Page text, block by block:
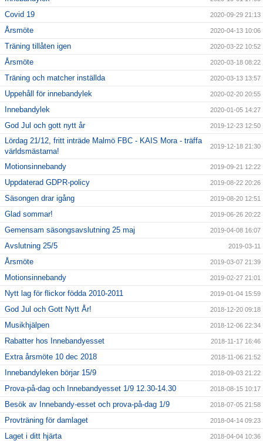
Covid 19 2020-09-29 21:13
Årsmöte 2020-04-13 10:06
Träning tillåten igen 2020-03-22 10:52
Årsmöte 2020-03-18 08:22
Träning och matcher inställda 2020-03-13 13:57
Uppehåll för innebandylek 2020-02-20 20:55
Innebandylek 2020-01-05 14:27
God Jul och gott nytt år 2019-12-23 12:50
Lördag 21/12, fritt inträde Malmö FBC - KAIS Mora - träffa
världsmästarna!
2019-12-18 21:30
Motionsinnebandy 2019-09-21 12:22
Uppdaterad GDPR-policy 2019-08-22 20:26
Säsongen drar igång 2019-08-20 12:51
Glad sommar! 2019-06-26 20:22
Gemensam säsongsavslutning 25 maj 2019-04-08 16:07
Avslutning 25/5 2019-03-11
Årsmöte 2019-03-07 21:39
Motionsinnebandy 2019-02-27 21:01
Nytt lag för flickor födda 2010-2011 2019-01-04 15:59
God Jul och Gott Nytt År! 2018-12-20 09:18
Musikhjälpen 2018-12-06 22:34
Rabatter hos Innebandyesset 2018-11-17 16:46
Extra årsmöte 10 dec 2018 2018-11-06 21:52
Innebandyleken börjar 15/9 2018-09-03 21:22
Prova-på-dag och Innebandyesset 1/9 12.30-14.30 2018-08-15 10:17
Besök av Innebandy-esset och prova-på-dag 1/9 2018-07-05 21:58
Provträning för damlaget 2018-04-14 09:23
Laget i ditt hjärta 2018-04-04 10:36